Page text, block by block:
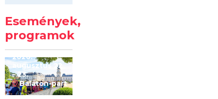
Események,
programok
Kilóméterek
2026
2026.
augusztus 22
– 23.
Balaton-part